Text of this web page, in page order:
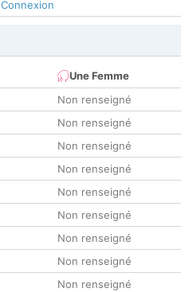
Connexion
Une Femme
Non renseigné
Non renseigné
Non renseigné
Non renseigné
Non renseigné
Non renseigné
Non renseigné
Non renseigné
Non renseigné